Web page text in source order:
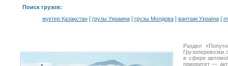
Поиск грузов:
жүктер Қазақстан| грузы Украина| грузы Молдова| вантажі Україна|
Раздел
в сфере
приоритет —